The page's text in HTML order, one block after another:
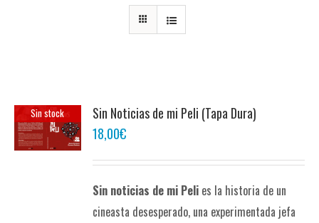
Sin stock
Sin Noticias de mi Peli (Tapa Dura)
18,00€
Sin noticias de mi Peli es la historia de un
cineasta desesperado, una experimentada jefa